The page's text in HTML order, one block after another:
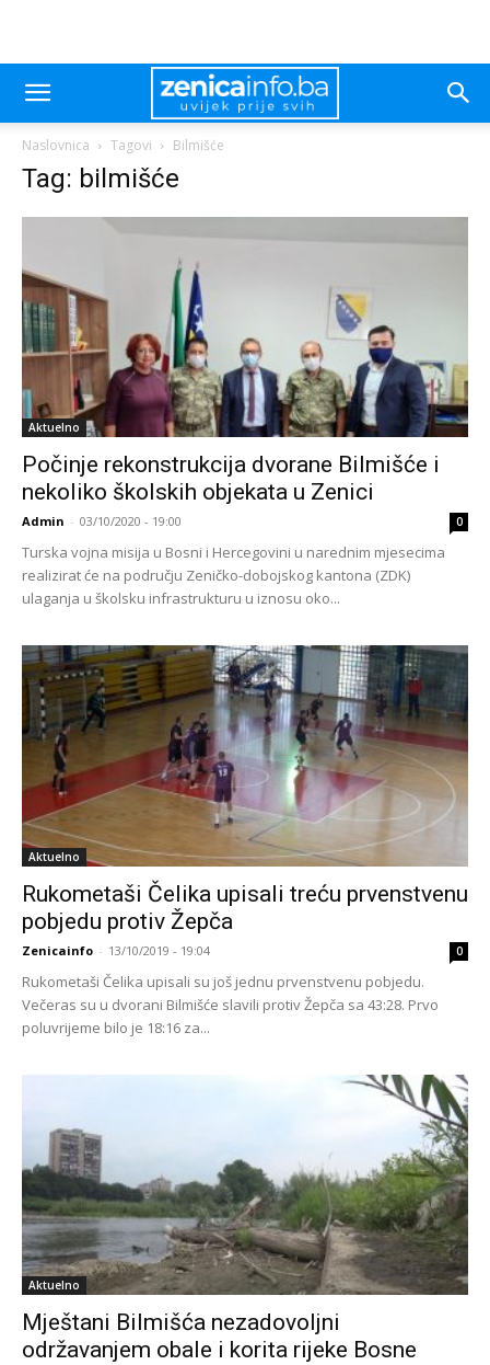
Naslovnica Tagovi Bilmišće
Tag: bilmišće
Aktuelno
Počinje rekonstrukcija dvorane Bilmišće i
nekoliko školskih objekata u Zenici
Admin - 03/10/2020 - 19:00 0
Turska vojna misija u Bosni i Hercegovini u narednim mjesecima
realizirat će na području Zeničko-dobojskog kantona (ZDK)
ulaganja u školsku infrastrukturu u iznosu oko...
Aktuelno
Rukometaši Čelika upisali treću prvenstvenu
pobjedu protiv Žepča
Zenicainfo - 13/10/2019 - 19:04 0
Rukometaši Čelika upisali su još jednu prvenstvenu pobjedu.
Večeras su u dvorani Bilmišće slavili protiv Žepča sa 43:28. Prvo
poluvrijeme bilo je 18:16 za...
Aktuelno
Mještani Bilmišća nezadovoljni
održavanjem obale i korita rijeke Bosne